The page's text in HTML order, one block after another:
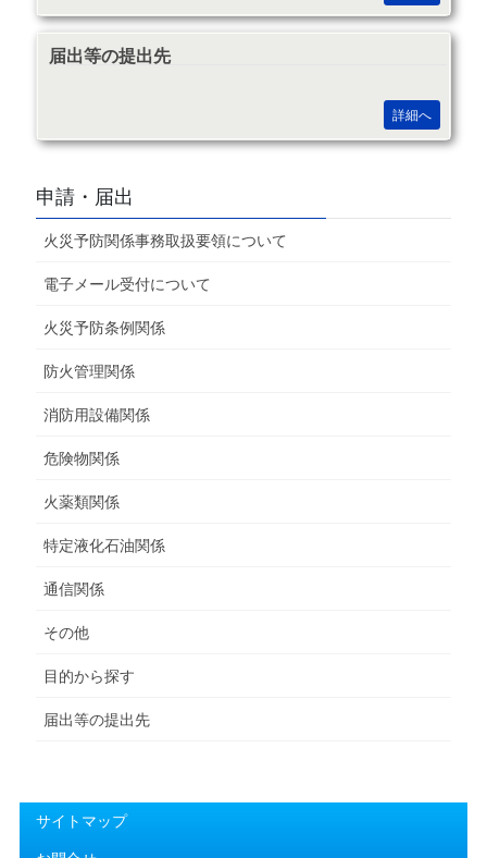
届出等の提出先
詳細へ
申請・届出
火災予防関係事務取扱要領について
電子メール受付について
火災予防条例関係
防火管理関係
消防用設備関係
危険物関係
火薬類関係
特定液化石油関係
通信関係
その他
目的から探す
届出等の提出先
サイトマップ